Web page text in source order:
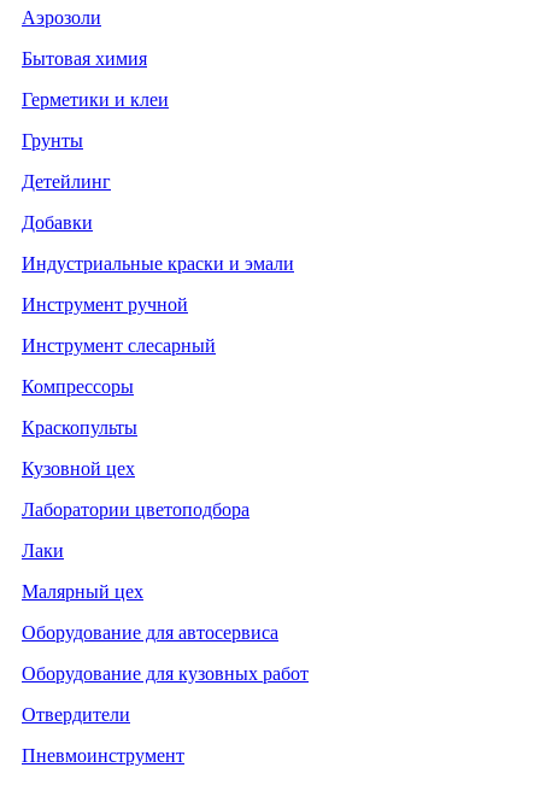
Аэрозоли
Бытовая химия
Герметики и клеи
Грунты
Детейлинг
Добавки
Индустриальные краски и эмали
Инструмент ручной
Инструмент слесарный
Компрессоры
Краскопульты
Кузовной цех
Лаборатории цветоподбора
Лаки
Малярный цех
Оборудование для автосервиса
Оборудование для кузовных работ
Отвердители
Пневмоинструмент